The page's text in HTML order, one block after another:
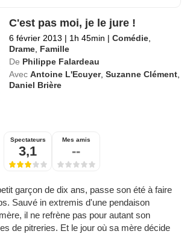
C'est pas moi, je le jure !
6 février 2013 | 1h 45min | Comédie
Drame Famille
De Philippe Falardeau
Avec Antoine L'Ecuyer,Suzanne Clément
Daniel Brière
Spectateurs
3,1
Mes amis
--
garçon de dix ans, passe son été à faire
Sauvé in extremis d'une pendaison
il ne refrène pas pour autant son
de pitreries. Et le jour où sa mère décide